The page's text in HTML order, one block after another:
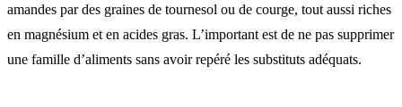
amandes par des graines de tournesol ou de courge, tout aussi riches
en magnésium et en acides gras. L’important est de ne pas supprimer
une famille d’aliments sans avoir repéré les substituts adéquats.